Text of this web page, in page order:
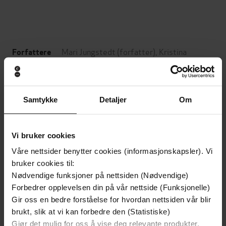
Samtykke Detaljer Om
Vi bruker cookies
Våre nettsider benytter cookies (informasjonskapsler). Vi
bruker cookies til:
Nødvendige funksjoner på nettsiden (Nødvendige)
Forbedrer opplevelsen din på vår nettside (Funksjonelle)
Gir oss en bedre forståelse for hvordan nettsiden vår blir
brukt, slik at vi kan forbedre den (Statistiske)
Gjør det mulig for oss å vise deg relevante produkter,
Forfattere Mari Jungstedt (forfatter), Kristina
Forlag Goliat forlag
Utgitt 06.10.2020
Sjanger Krim
Serie Anders Knutas
Nummer i
serie
15
Språk Bokmål